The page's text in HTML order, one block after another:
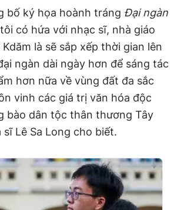
bố ký họa hoành tráng Đại ngàn
có hứa với nhạc sĩ, nhà giáo
là sẽ sắp xếp thời gian lên
ngàn dài ngày hơn để sáng tác
hơn nữa về vùng đất đa sắc
vinh các giá trị văn hóa độc
bào dân tộc thân thương Tây
sĩ Lê Sa Long cho biết.